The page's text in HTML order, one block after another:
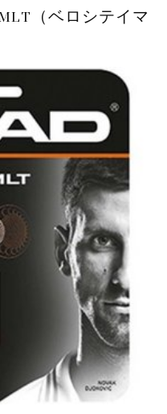
！ ...
（ベロシテイマ